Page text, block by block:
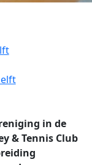
in de
& Tennis Club